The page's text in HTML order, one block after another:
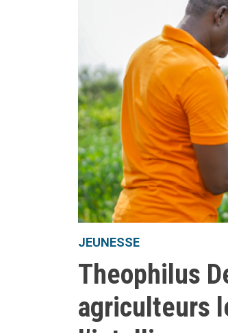
JEUNESSE
Theophilus
agriculteurs